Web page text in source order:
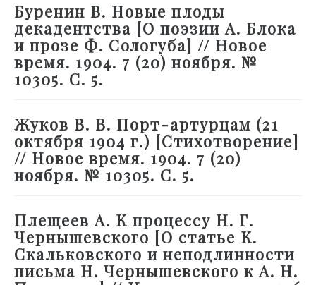
Буренин В. Новые плоды
декадентства [О поэзии А. Блока
и прозе Ф. Сологуба] // Новое
время. 1904. 7 (20) ноября. №
10305. С. 5.
Жуков В. В. Порт-артурцам (21
октября 1904 г.) [Стихотворение]
// Новое время. 1904. 7 (20)
ноября. № 10305. С. 5.
Плещеев А. К процессу Н. Г.
Чернышевского [О статье К.
Скальковского и неподлинности
письма Н. Чернышевского к А. Н.